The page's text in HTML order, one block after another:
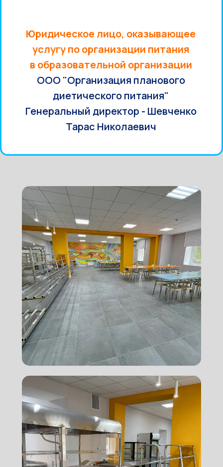
Юридическое лицо, оказывающее
услугу по организации питания
в образовательной организации
ООО "Организация планового
диетического питания"
Генеральный директор - Шевченко
Тарас Николаевич